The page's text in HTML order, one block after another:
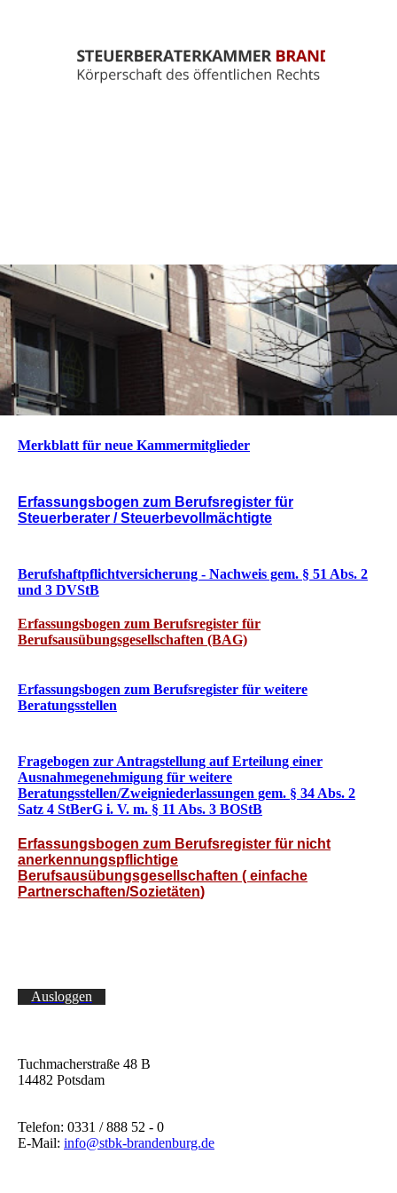
Merkblatt für neue Kammermitglieder
Erfassungsbogen zum Berufsregister für
Steuerberater / Steuerbevollmächtigte
Berufshaftpflichtversicherung - Nachweis gem. § 51 Abs. 2
und 3 DVStB
Erfassungsbogen zum Berufsregister für
Berufsausübungsgesellschaften (BAG)
Erfassungsbogen zum Berufsregister für weitere
Beratungsstellen
Fragebogen zur Antragstellung auf Erteilung einer
Ausnahmegenehmigung für weitere
Beratungsstellen/Zweigniederlassungen gem. § 34 Abs. 2
Satz 4 StBerG i. V. m. § 11 Abs. 3 BOStB
Erfassungsbogen zum Berufsregister für nicht
anerkennungspflichtige
Berufsausübungsgesellschaften ( einfache
Partnerschaften/Sozietäten)
Ausloggen
Tuchmacherstraße 48 B
14482 Potsdam
Telefon: 0331 / 888 52 - 0
E-Mail: info@stbk-brandenburg.de